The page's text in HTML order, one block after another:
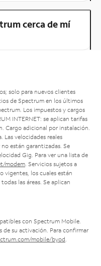
cerca de mí
solo para nuevos clientes
de Spectrum en los últimos
Los impuestos y cargos
INTERNET: se aplican tarifas
Cargo adicional por instalación.
Las velocidades reales
están garantizadas. Se
Gig. Para ver una lista de
modem . Servicios sujetos a
vigentes, los cuales están
las áreas. Se aplican
con Spectrum Mobile.
de su activación. Para confirmar
mobile/byod